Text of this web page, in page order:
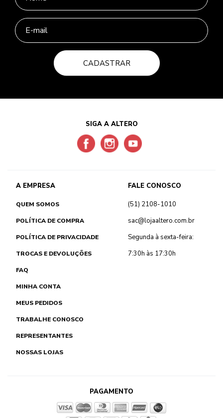
CADASTRAR
SIGA A ALTERO
A EMPRESA
QUEM SOMOS
POLÍTICA DE COMPRA
POLÍTICA DE PRIVACIDADE
TROCAS E DEVOLUÇÕES
FAQ
MINHA CONTA
MEUS PEDIDOS
TRABALHE CONOSCO
REPRESENTANTES
NOSSAS LOJAS
FALE CONOSCO
(51) 2108-1010
sac@lojaaltero.com.br
Segunda à sexta-feira:
7:30h às 17:30h
PAGAMENTO